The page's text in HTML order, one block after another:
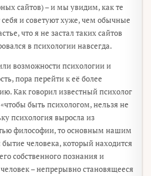
сайтов) – и мы увидим, как те
и советуют хуже, чем обычные
что я не застал таких сайтов
в психологии навсегда.
возможности психологии и
пора перейти к её более
Как говорил известный психолог
быть психологом, нельзя не
психология выросла из
философии, то основным нашим
человека, который находится
собственного познания и
– непрерывно становящееся